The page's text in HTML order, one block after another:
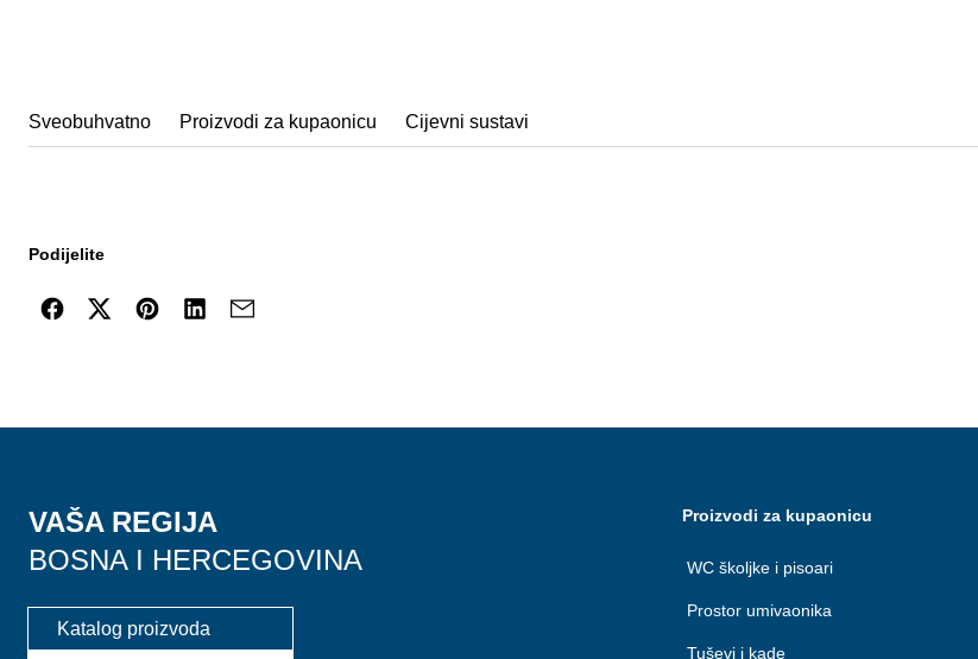
Sveobuhvatno Proizvodi za kupaonicu Cijevni sustavi
Podijelite
VAŠA REGIJA
BOSNA I HERCEGOVINA
Katalog proizvoda
Proizvodi za kupaonicu
WC školjke i pisoari
Prostor umivaonika
Tuševi i kade